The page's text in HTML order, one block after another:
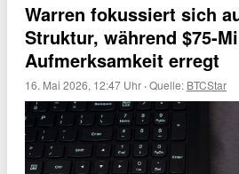
Warren fokussiert sich
Struktur, während $75-
Aufmerksamkeit erregt
16. Mai 2026, 12:47 Uhr ·Quelle: BTCStar